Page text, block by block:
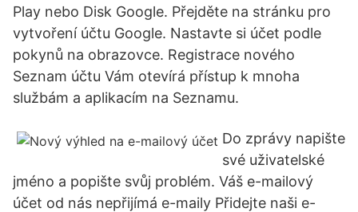
Play nebo Disk Google. Přejděte na stránku pro
vytvoření účtu Google. Nastavte si účet podle
pokynů na obrazovce. Registrace nového
Seznam účtu Vám otevírá přístup k mnoha
službám a aplikacím na Seznamu.
Do zprávy napište
své uživatelské
jméno a popište svůj problém. Váš e-mailový
účet od nás nepřijímá e-maily Přidejte naši e-